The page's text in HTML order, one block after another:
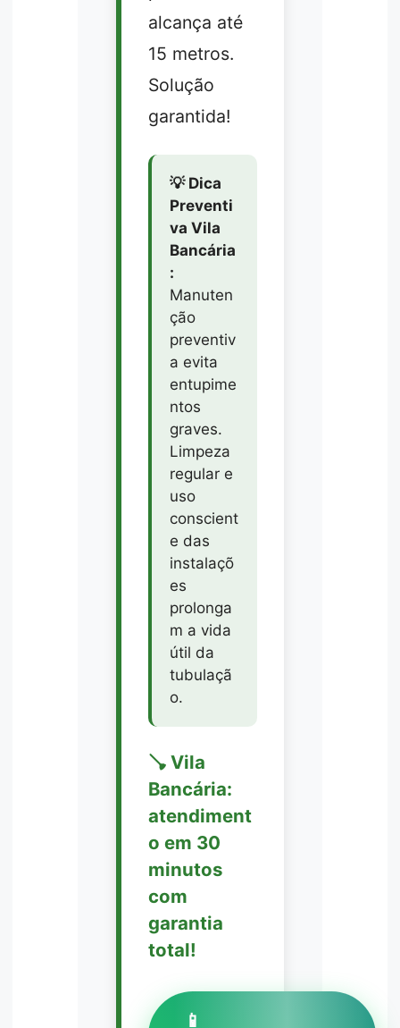
alcança até
15 metros.
Solução
garantida!
💡 Dica
Preventi
va Vila
Bancária
:
Manuten
ção
preventiv
a evita
entupime
ntos
graves.
Limpeza
regular e
uso
conscient
e das
instalaçõ
es
prolonga
m a vida
útil da
tubulaçã
o.
🪠 Vila
Bancária:
atendiment
o em 30
minutos
com
garantia
total!
📱